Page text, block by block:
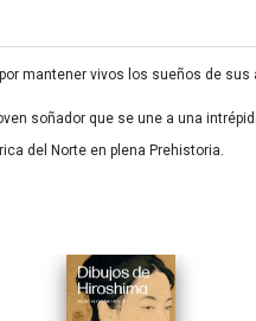
mantener vivos los sueños de
soñador que se une a una
del Norte en plena Prehistoria.